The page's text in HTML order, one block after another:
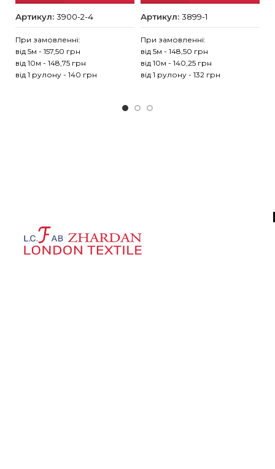
Артикул:3900-2-4
При замовленні:
від 5м - 157,50 грн
від 10м - 148,75 грн
від 1 рулону - 140 грн
Артикул: 3899-1
При замовленні:
від 5м - 148,50 грн
від 10м - 140,25 грн
від 1 рулону - 132 грн